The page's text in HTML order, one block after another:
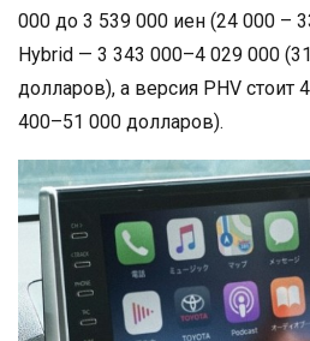
000 до 3 539 000 иен (24 000 –
Hybrid — 3 343 000–4 029 000
долларов), а версия PHV стоит
400–51 000 долларов).